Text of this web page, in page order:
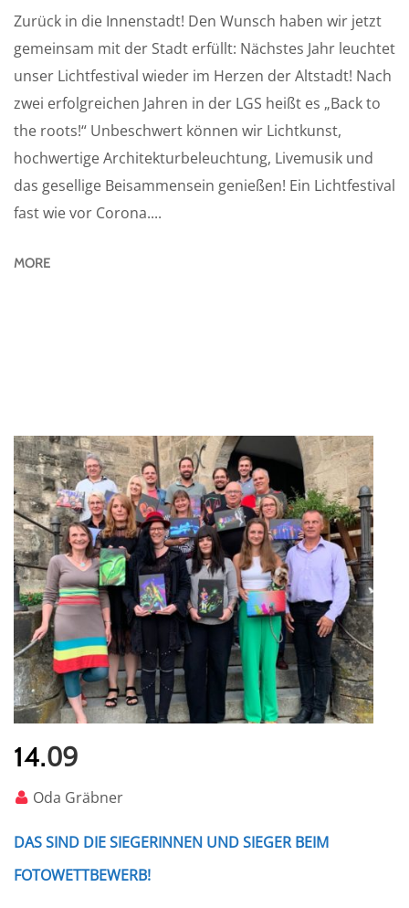
Zurück in die Innenstadt! Den Wunsch haben wir jetzt
gemeinsam mit der Stadt erfüllt: Nächstes Jahr leuchtet
unser Lichtfestival wieder im Herzen der Altstadt! Nach
zwei erfolgreichen Jahren in der LGS heißt es „Back to
the roots!“ Unbeschwert können wir Lichtkunst,
hochwertige Architekturbeleuchtung, Livemusik und
das gesellige Beisammensein genießen! Ein Lichtfestival
fast wie vor Corona....
MORE
14.09
Oda Gräbner
DAS SIND DIE SIEGERINNEN UND SIEGER BEIM
FOTOWETTBEWERB!